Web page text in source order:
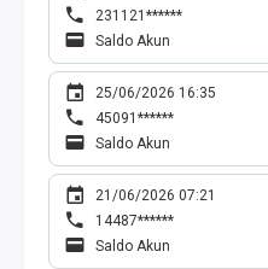
231121******
Saldo Akun
25/06/2026 16:35
45091******
Saldo Akun
21/06/2026 07:21
14487******
Saldo Akun